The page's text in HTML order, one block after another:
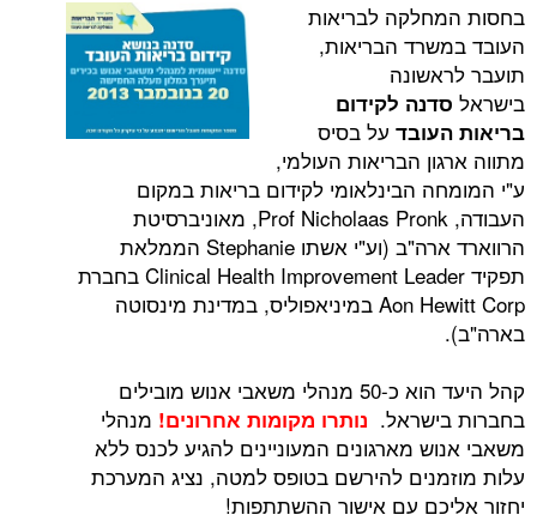
לבריאות
הבריאות,
לקידום
על בסיס
הבריאות העולמי,
הבינלאומי לקידום בריאות במקום
העבודה, Prof Nicholaas Pronk, מאוניברסיטת
הרווארד ארה"ב (וע"י אשתו Stephanie הממלאת
תפקיד Clinical Health Improvement Leader בחברת
Aon Hewitt Corp במיניאפוליס, במדינת מינסוטה
קהל היעד הוא כ-50 מנהלי משאבי אנוש מובילים
נותרו מקומות אחרונים!מנהלי
מארגונים המעוניינים להגיע לכנס ללא
להירשם בטופס למטה, נציג המערכת
עם אישור ההשתתפות!